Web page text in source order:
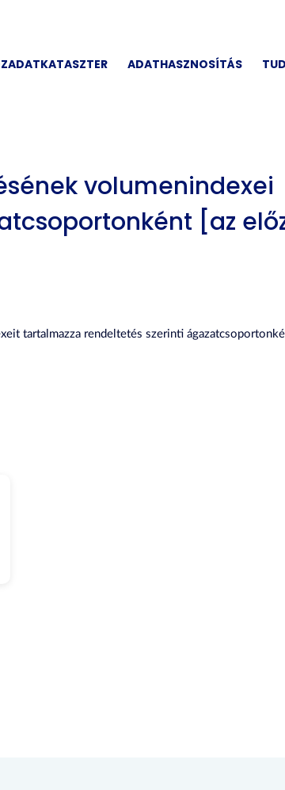
ADATHASZNOSÍTÁS
volumenindexei
[az
tartalmazza rendeltetés szerinti